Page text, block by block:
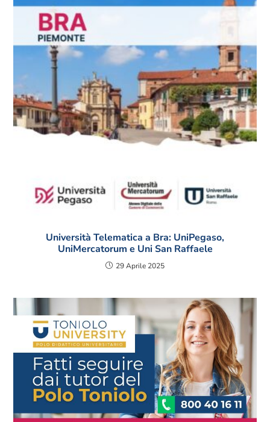
Università Telematica a Bra: UniPegaso,
UniMercatorum e Uni San Raffaele
29 Aprile 2025